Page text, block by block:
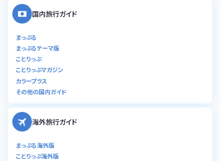
国内旅行ガイド
まっぷる
まっぷるテーマ版
ことりっぷ
ことりっぷマガジン
カラープラス
その他の国内ガイド
海外旅行ガイド
まっぷる海外版
ことりっぷ海外版